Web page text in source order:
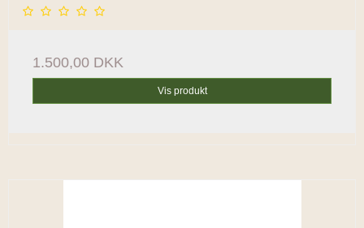
1.500,00 DKK
Vis produkt